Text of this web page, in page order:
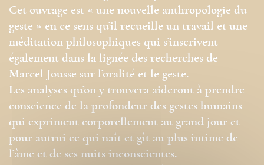
Cet ouvrage est « une nouvelle anthropologie du
geste » en ce sens qu’il recueille un travail et une
méditation philosophiques qui s’inscrivent
également dans la lignée des recherches de
Marcel Jousse sur l’oralité et le geste.
Les analyses qu’on y trouvera aideront à prendre
conscience de la profondeur des gestes humains
qui expriment corporellement au grand jour et
pour autrui ce qui naît et gît au plus intime de
l’âme et de ses nuits inconscientes.